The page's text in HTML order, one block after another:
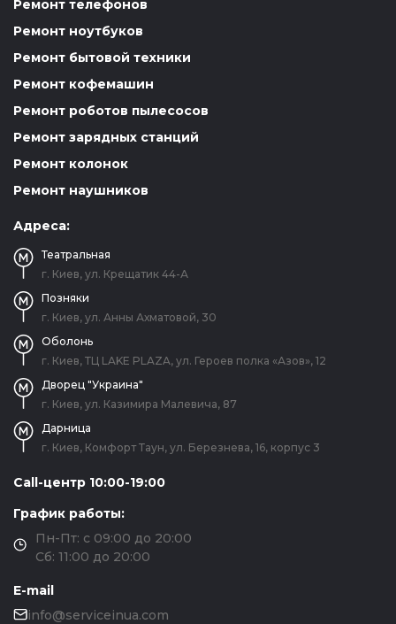
Ремонт телефонов
Ремонт ноутбуков
Ремонт бытовой техники
Ремонт кофемашин
Ремонт роботов пылесосов
Ремонт зарядных станций
Ремонт колонок
Ремонт наушников
Адреса:
Театральная
г. Киев, ул. Крещатик 44-А
Позняки
г. Киев, ул. Анны Ахматовой, 30
Оболонь
г. Киев, ТЦ LAKE PLAZA, ул. Героев полка «Азов», 12
Дворец "Украина"
г. Киев, ул. Казимира Малевича, 87
Дарница
г. Киев, Комфорт Таун, ул. Березнева, 16, корпус 3
Call-центр 10:00-19:00
График работы:
Пн-Пт: с 09:00 до 20:00
Сб: 11:00 до 20:00
E-mail
info@serviceinua.com